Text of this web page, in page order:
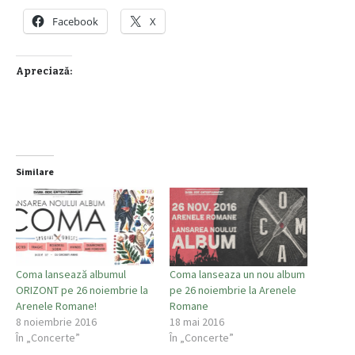
Facebook X
Apreciază:
Similare
Coma lansează albumul
ORIZONT pe 26 noiembrie la
Arenele Romane!
8 noiembrie 2016
În „Concerte”
Coma lanseaza un nou album
pe 26 noiembrie la Arenele
Romane
18 mai 2016
În „Concerte”